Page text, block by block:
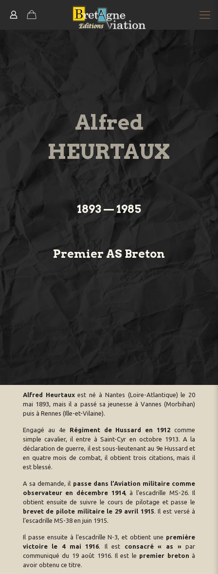
Alfred
HEURTAUX
1893 — 1985
Premier AS Breton
Alfred Heurtauxest né à Nantes (Loire-Atlantique) le 20
mai 1893, mais il a passé sa jeunesse à Vannes (Morbihan)
puis à Rennes (Ille-et-Vilaine).
Engagé au 4e Régiment de Hussard en 1912 comme
simple cavalier, il entre à Saint-Cyr en octobre 1913. A la
déclaration de guerre, il est sous-lieutenant au 9e Hussard et
en quatre mois de combat, il obtient trois citations, mais il
est blessé.
A sa demande, il passe dans l’Aviation militaire comme
observateur en décembre 1914, à l’escadrille MS-26. Il
obtient ensuite de suivre le cours de pilotage et passe le
brevet de pilote militaire le 29 avril 1915. Il est versé à
l’escadrille MS-38 en juin 1915.
Il passe ensuite à l’escadrille N-3, et obtient une première
victoire le 4 mai 1916. Il est consacré « as »par
communiqué du 19 août 1916. Il est le premier breton à
avoir obtenu ce titre.